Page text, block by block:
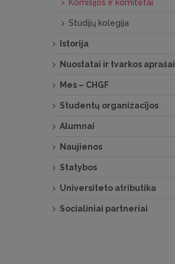
Komisijos ir komitetai
Studijų kolegija
Istorija
Nuostatai ir tvarkos aprašai
Mes – CHGF
Studentų organizacijos
Alumnai
Naujienos
Statybos
Universiteto atributika
Socialiniai partneriai